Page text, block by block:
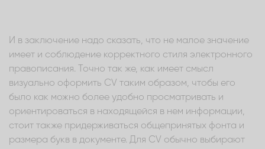
И в заключение надо сказать, что не малое значение
имеет и соблюдение корректного стиля электронного
правописания. Точно так же, как имеет смысл
визуально оформить CV таким образом, чтобы его
было как можно более удобно просматривать и
ориентироваться в находящейся в нем информации,
стоит также придерживаться общепринятых фонта и
размера букв в документе. Для CV обычно выбирают